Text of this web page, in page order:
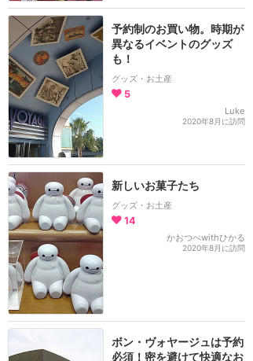
予約制のお買い物。時期が
異なるイベントのグッズ
も！
グッズ・お土産
5
Luke
2020年8月に訪問
新しいお菓子たち
グッズ・お土産
14
かおつぺwithひかる
2020年8月に訪問
ボン・ヴォヤージュは予約
必須！密を避けて快適なお